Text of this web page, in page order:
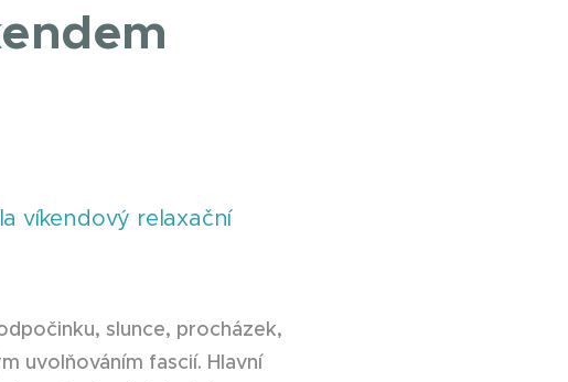
víkendový relaxační
slunce, procházek,
uvolňováním fascií. Hlavní